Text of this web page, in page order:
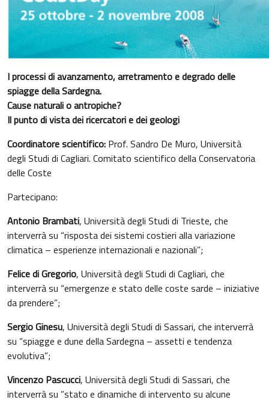
I processi di avanzamento, arretramento e degrado delle
spiagge della Sardegna.
Cause naturali o antropiche?
Il punto di vista dei ricercatori e dei geologi
Coordinatore scientifico: Prof. Sandro De Muro, Università
degli Studi di Cagliari. Comitato scientifico della Conservatoria
delle Coste
Partecipano:
Antonio Brambati, Università degli Studi di Trieste, che
interverrà su “risposta dei sistemi costieri alla variazione
climatica – esperienze internazionali e nazionali”;
Felice di Gregorio, Università degli Studi di Cagliari, che
interverrà su “emergenze e stato delle coste sarde – iniziative
da prendere”;
Sergio Ginesu, Università degli Studi di Sassari, che interverrà
su “spiagge e dune della Sardegna – assetti e tendenza
evolutiva”;
Vincenzo Pascucci, Università degli Studi di Sassari, che
interverrà su ”stato e dinamiche di intervento su alcune